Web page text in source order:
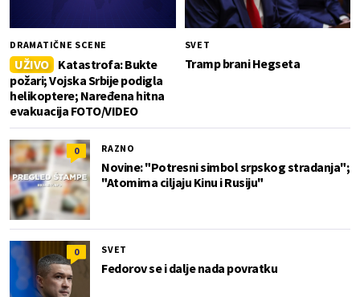
DRAMATIČNE SCENE
UŽIVO
Katastrofa: Bukte
požari; Vojska Srbije podigla
helikoptere; Naređena hitna
evakuacija FOTO/VIDEO
SVET
Tramp brani Hegseta
0 RAZNO
Novine: "Potresni simbol srpskog stradanja";
"Atomima ciljaju Kinu i Rusiju"
0 SVET
Fedorov se i dalje nada povratku